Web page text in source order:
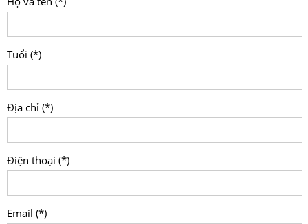
Tuổi (*)
Địa chỉ (*)
Điện thoại (*)
Email (*)